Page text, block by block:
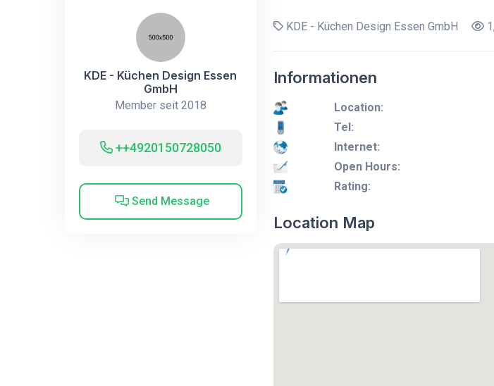
KDE - Küchen Design Essen
GmbH
Member seit 2018
++4920150728050
Send Message
KDE - Küchen Design Essen GmbH
Informationen
Location:
Tel:
Internet:
Open Hours:
Rating:
Location Map